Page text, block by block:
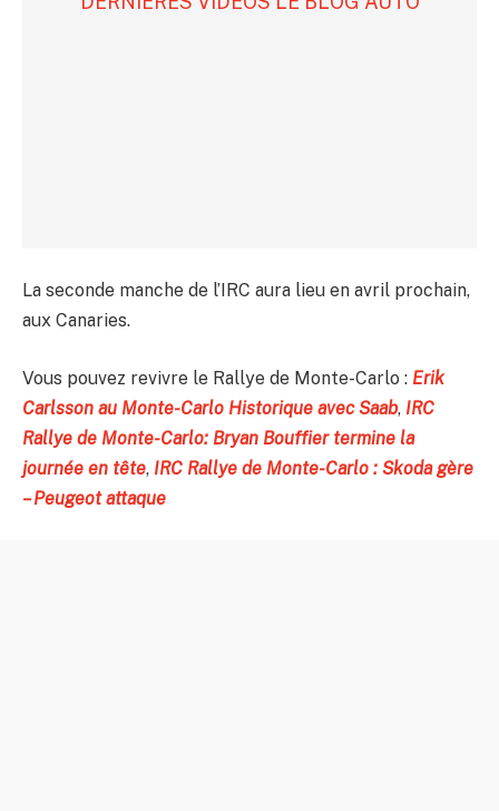
La seconde manche de l’IRC aura lieu en avril prochain,
aux Canaries.
Vous pouvez revivre le Rallye de Monte-Carlo : Erik
Carlsson au Monte-Carlo Historique avec Saab, IRC
Rallye de Monte-Carlo: Bryan Bouffier termine la
journée en tête, IRC Rallye de Monte-Carlo : Skoda gère
– Peugeot attaque